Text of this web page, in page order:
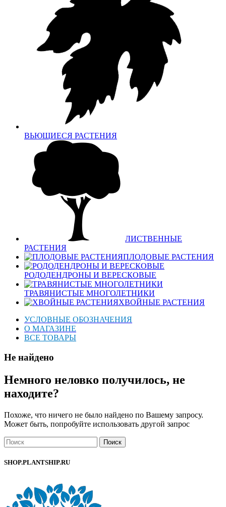
ВЬЮЩИЕСЯ РАСТЕНИЯ
ЛИСТВЕННЫЕ
РАСТЕНИЯ
ПЛОДОВЫЕ РАСТЕНИЯ
РОДОДЕНДРОНЫ И ВЕРЕСКОВЫЕ
ТРАВЯНИСТЫЕ МНОГОЛЕТНИКИ
ХВОЙНЫЕ РАСТЕНИЯ
УСЛОВНЫЕ ОБОЗНАЧЕНИЯ
О МАГАЗИНЕ
ВСЕ ТОВАРЫ
Не найдено
Немного неловко получилось, не
находите?
Похоже, что ничего не было найдено по Вашему запросу.
Может быть, попробуйте использовать другой запрос
Поиск
SHOP.PLANTSHIP.RU